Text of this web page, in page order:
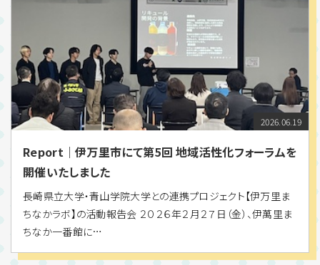
2026.06.19
Report｜伊万里市にて第5回 地域活性化フォーラムを
開催いたしました
長崎県立大学・青山学院大学との連携プロジェクト【伊万里ま
ちなかラボ】の活動報告会 ２０２６年２月２７日（金）、伊萬里ま
ちなか一番館に…